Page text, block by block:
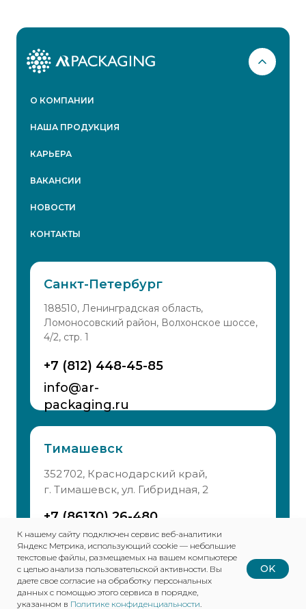
О КОМПАНИИ
НАША ПРОДУКЦИЯ
КАРЬЕРА
НОВОСТИ
КОНТАКТЫ
Политика обработки персональных данных
© 2026 АО «АР Пэкэджинг»
Санкт-Петербург
Тимашевск
+7 (812) 448-45-85
+7 (86130) 26-480
188510, Ленинградская область,
Ломоносовский район, Волхонское шоссе,
4/2, стр. 1
352 702, Краснодарский край,
г. Тимашевск, ул. Гибридная, 2
ВАКАНСИИ
info@ar-
packaging.ru
info@ar-
packaging.ru
К нашему сайту подключен сервис веб-аналитики
Яндекс Метрика, использующий cookie — небольшие
текстовые файлы, размещаемых на вашем компьютере
с целью анализа пользовательской активности. Вы
даете свое согласие на обработку персональных
данных с помощью этого сервиса в порядке,
указанном в Политике конфиденциальности.
OK